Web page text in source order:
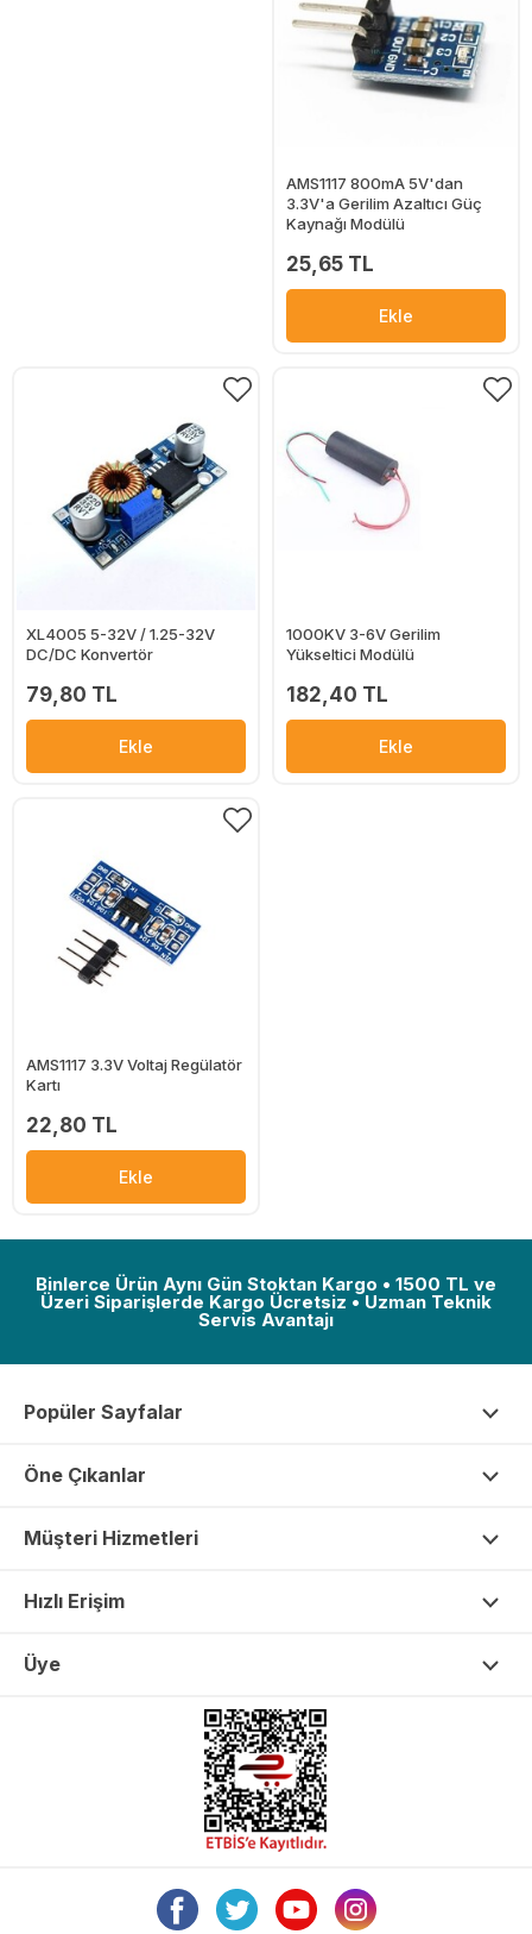
AMS1117 800mA 5V'dan
3.3V'a Gerilim Azaltıcı Güç
Kaynağı Modülü
25,65 TL
Ekle
XL4005 5-32V / 1.25-32V
DC/DC Konvertör
79,80 TL
Ekle
1000KV 3-6V Gerilim
Yükseltici Modülü
182,40 TL
Ekle
AMS1117 3.3V Voltaj Regülatör
Kartı
22,80 TL
Ekle
Binlerce Ürün Aynı Gün Stoktan Kargo • 1500 TL ve
Üzeri Siparişlerde Kargo Ücretsiz • Uzman Teknik
Servis Avantajı
Popüler Sayfalar
Öne Çıkanlar
Müşteri Hizmetleri
Hızlı Erişim
Üye